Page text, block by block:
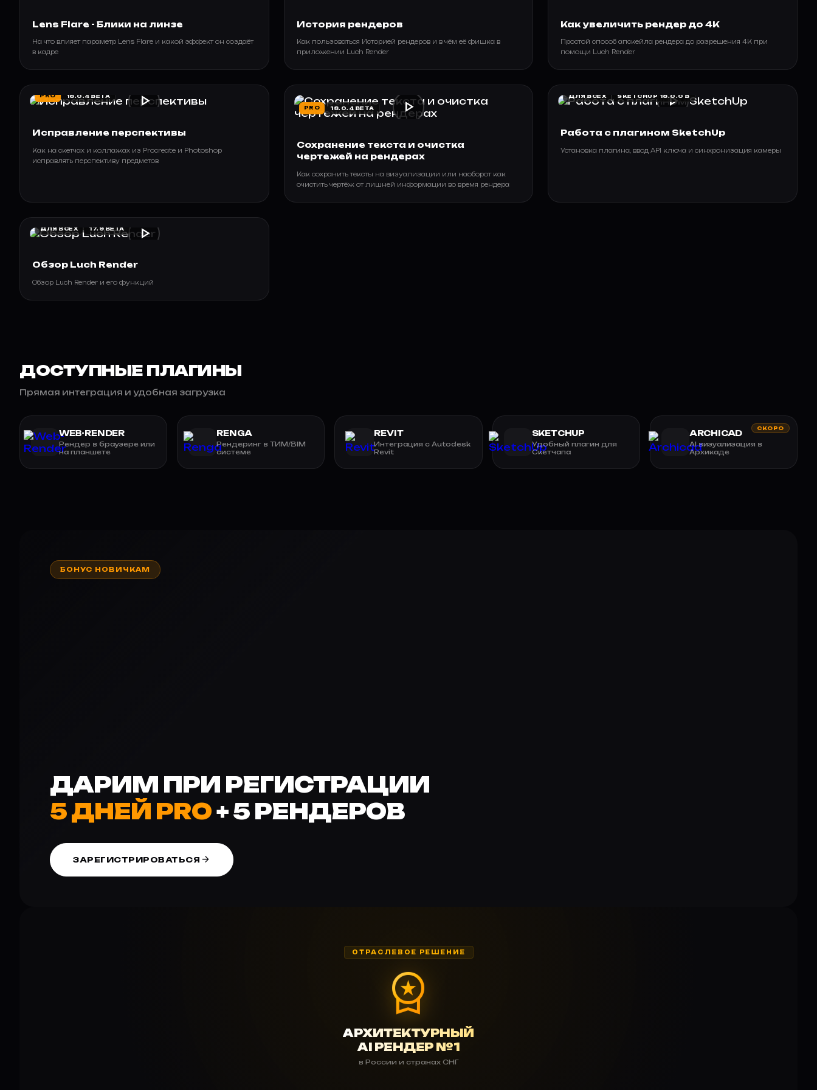
Lens Flare - Блики на линзе
На что влияет параметр Lens Flare и какой эффект он создаёт
в кадре
История рендеров
Как пользоваться Историей рендеров и в чём её фишка в
приложении Luch Render
Как увеличить рендер до 4K
Простой способ апскейла рендера до разрешения 4K при
помощи Luch Render
play_arrow
PRO 18.0.4 BETA
Исправление перспективы
Как на скетчах и коллажах из Procreate и Photoshop
исправлять перспективу предметов
play_arrow
PRO 18.0.4 BETA
Сохранение текста и очистка
чертежей на рендерах
Как сохранить тексты на визуализации или наоборот как
очистить чертёж от лишней информации во время рендера
play_arrow
ДЛЯ ВСЕХ SKETCHUP 18.0.0 B
Работа с плагином SketchUp
Установка плагина, ввод API ключа и синхронизация камеры
play_arrow
ДЛЯ ВСЕХ 17.9 BETA
Обзор Luch Render
Обзор Luch Render и его функций
ДОСТУПНЫЕ ПЛАГИНЫ
Прямая интеграция и удобная загрузка
WEB-RENDER
Рендер в браузере или
на планшете
RENGA
Рендеринг в ТИМ/BIM
системе
REVIT
Интеграция с Autodesk
Revit
SKETCHUP
Удобный плагин для
Скетчапа
СКОРО
ARCHICAD
AI визуализация в
Архикаде
БОНУС НОВИЧКАМ
ДАРИМ ПРИ РЕГИСТРАЦИИ
5 ДНЕЙ PRO+ 5 РЕНДЕРОВ
ЗАРЕГИСТРИРОВАТЬСЯ arrow_forward
ОТРАСЛЕВОЕ РЕШЕНИЕ
workspace_premium
АРХИТЕКТУРНЫЙ
AI РЕНДЕР №1
в России и странах СНГ